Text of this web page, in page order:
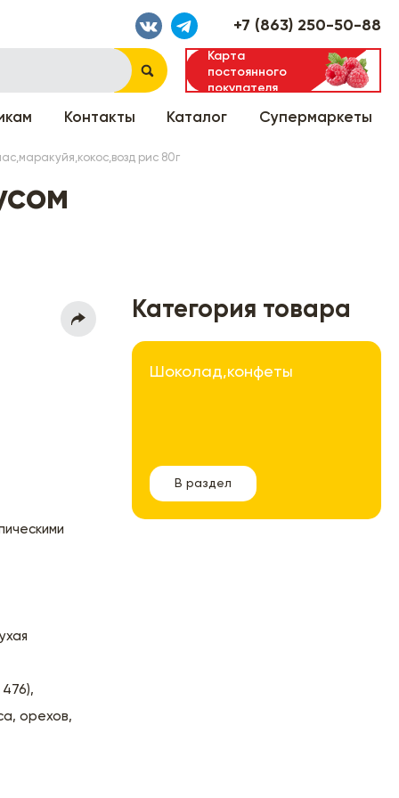
+7 (863) 250-50-88
Карта
постоянного
покупателя
Контакты Каталог Супермаркеты
рис 80г
орехов,
Категория товара
Шоколад,конфеты
В раздел